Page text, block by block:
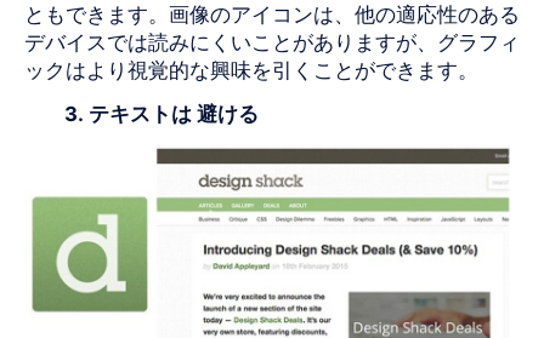
ともできます。画像のアイコンは、他の適応性のある
デバイスでは読みにくいことがありますが、グラフィ
ックはより視覚的な興味を引くことができます。
3. テキストは避ける